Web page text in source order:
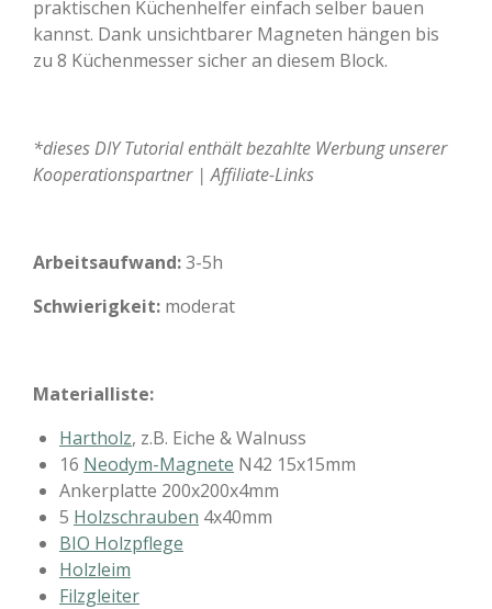
praktischen Küchenhelfer einfach selber bauen
kannst. Dank unsichtbarer Magneten hängen bis
zu 8 Küchenmesser sicher an diesem Block.
*dieses DIY Tutorial enthält bezahlte Werbung unserer
Kooperationspartner | Affiliate-Links
Arbeitsaufwand:3-5h
Schwierigkeit: moderat
Materialliste:
Hartholz, z.B. Eiche & Walnuss
16 Neodym-Magnete N42 15x15mm
Ankerplatte 200x200x4mm
5 Holzschrauben 4x40mm
BIO Holzpflege
Holzleim
Filzgleiter